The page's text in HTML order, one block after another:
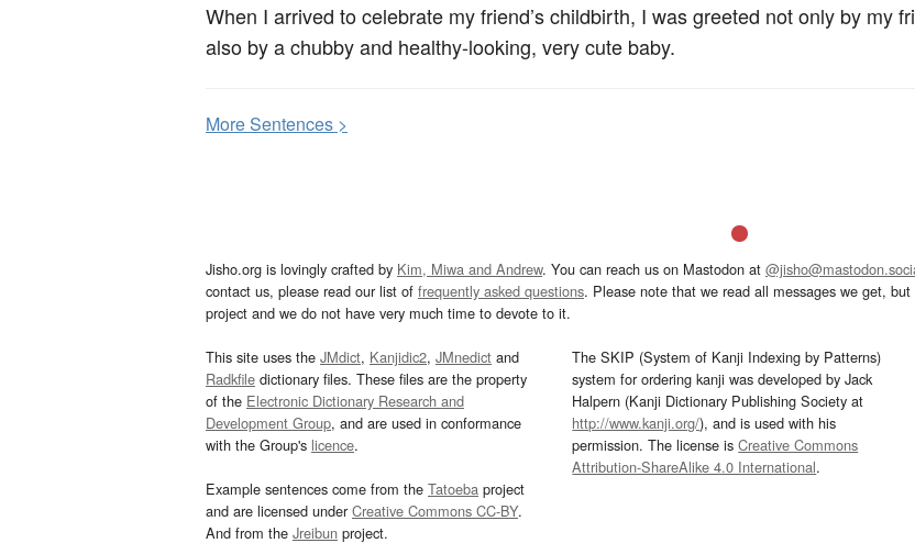
When I arrived to celebrate my friend’s childbirth, I was greeted not only by my
also by a chubby and healthy-looking, very cute baby.
MoreSentences >
Jisho.org is lovingly crafted by Kim, Miwa and Andrew. You can reach us on Mastodon at
contact us, please read our list of frequently asked questions. Please note that we read all messages we get,
project and we do not have very much time to devote to it.
This site uses the JMdict, Kanjidic2, JMnedict and
Radkfile dictionary files. These files are the property
of the Electronic Dictionary Research and
Development Group, and are used in conformance
with the Group's licence.
Example sentences come from the Tatoeba project
and are licensed underCreative Commons CC-BY.
And from the Jreibun project.
The SKIP (System of Kanji Indexing by Patterns)
system for ordering kanji was developed by Jack
Halpern (Kanji Dictionary Publishing Society at
http://www.kanji.org/), and is used with his
permission. The license isCreative Commons
Attribution-ShareAlike 4.0 International.